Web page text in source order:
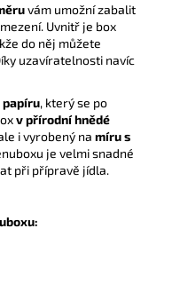
vám umožní zabalit
Uvnitř je box
do něj můžete
uzavíratelnosti navíc
papíru, který se po
v přírodní hnědé
i vyrobený na míru s
je velmi snadné
při přípravě jídla.